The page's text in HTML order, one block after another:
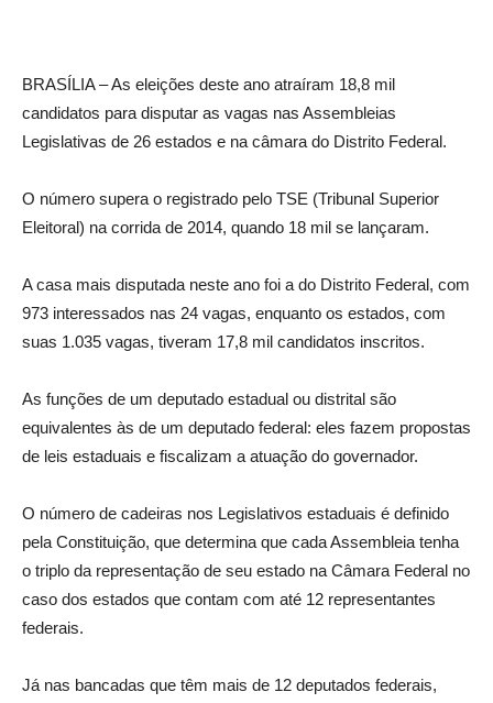
BRASÍLIA – As eleições deste ano atraíram 18,8 mil
candidatos para disputar as vagas nas Assembleias
Legislativas de 26 estados e na câmara do Distrito Federal.
O número supera o registrado pelo TSE (Tribunal Superior
Eleitoral) na corrida de 2014, quando 18 mil se lançaram.
A casa mais disputada neste ano foi a do Distrito Federal, com
973 interessados nas 24 vagas, enquanto os estados, com
suas 1.035 vagas, tiveram 17,8 mil candidatos inscritos.
As funções de um deputado estadual ou distrital são
equivalentes às de um deputado federal: eles fazem propostas
de leis estaduais e fiscalizam a atuação do governador.
O número de cadeiras nos Legislativos estaduais é definido
pela Constituição, que determina que cada Assembleia tenha
o triplo da representação de seu estado na Câmara Federal no
caso dos estados que contam com até 12 representantes
federais.
Já nas bancadas que têm mais de 12 deputados federais,